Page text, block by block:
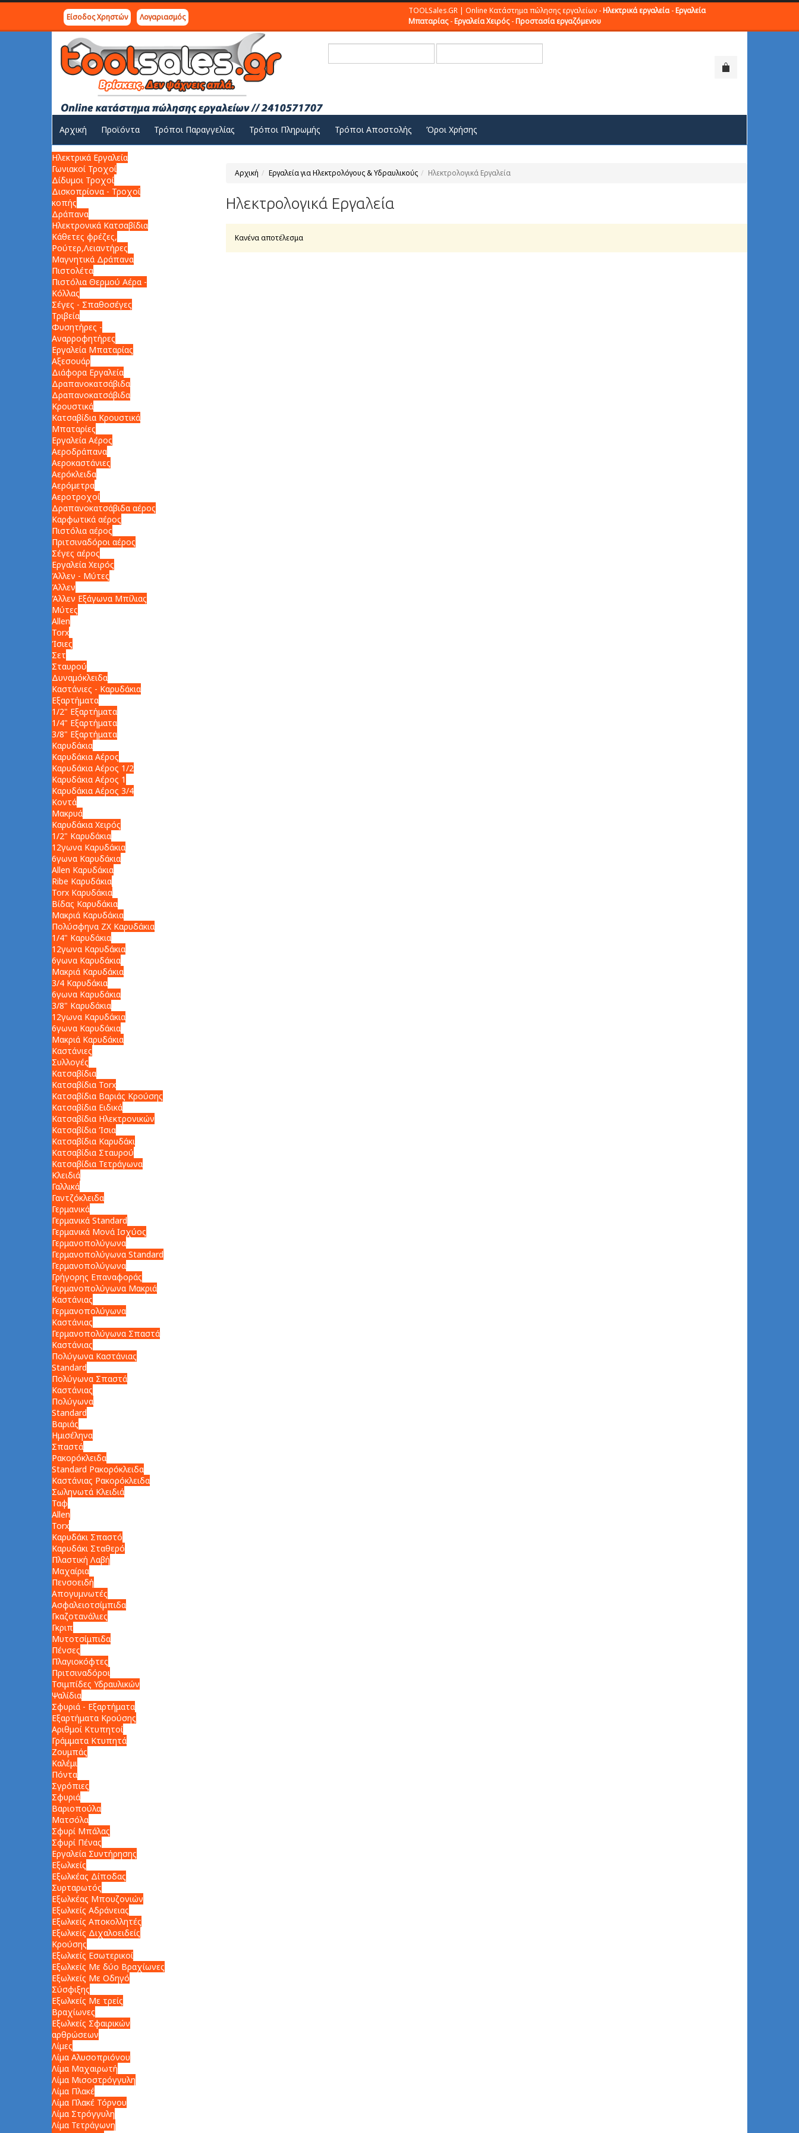
Είσοδος Χρηστών Λογαριασμός
TOOLSales.GR | Online Κατάστημα πώλησης εργαλείων -Ηλεκτρικά εργαλεία-Εργαλεία
Μπαταρίας-Εργαλεία Χειρός-Προστασία εργαζόμενου
Αρχική Προϊόντα Τρόποι Παραγγελίας Τρόποι Πληρωμής Τρόποι Αποστολής Όροι Χρήσης
Αρχική Εργαλεία για Ηλεκτρολόγους & Υδραυλικούς Ηλεκτρολογικά Εργαλεία
Ηλεκτρολογικά Εργαλεία
Κανένα αποτέλεσμα
Ηλεκτρικά Εργαλεία
Γωνιακοί Τροχοί
Δίδυμοι Τροχοί
Δισκοπρίονα - Τροχοί
κοπής
Δράπανα
Ηλεκτρονικά Κατσαβίδια
Κάθετες φρέζες,
Ρούτερ,Λειαντήρες
Μαγνητικά Δράπανα
Πιστολέτα
Πιστόλια Θερμού Αέρα -
Κόλλας
Σέγες - Σπαθοσέγες
Τριβεία
Φυσητήρες -
Αναρροφητήρες
Εργαλεία Μπαταρίας
Αξεσουάρ
Διάφορα Εργαλεία
Δραπανοκατσάβιδα
Δραπανοκατσάβιδα
Κρουστικά
Κατσαβίδια Κρουστικά
Μπαταρίες
Εργαλεία Αέρος
Αεροδράπανα
Αεροκαστάνιες
Αερόκλειδα
Αερόμετρα
Αεροτροχοί
Δραπανοκατσάβιδα αέρος
Καρφωτικά αέρος
Πιστόλια αέρος
Πριτσιναδόροι αέρος
Σέγες αέρος
Εργαλεία Χειρός
Άλλεν - Μύτες
Άλλεν
Άλλεν Εξάγωνα Μπίλιας
Μύτες
Allen
Torx
Ίσιες
Σετ
Σταυρού
Δυναμόκλειδα
Καστάνιες - Καρυδάκια
Εξαρτήματα
1/2" Εξαρτήματα
1/4" Εξαρτήματα
3/8" Εξαρτήματα
Καρυδάκια
Καρυδάκια Αέρος
Καρυδάκια Αέρος 1/2
Καρυδάκια Αέρος 1
Καρυδάκια Αέρος 3/4
Κοντά
Μακρυά
Καρυδάκια Χειρός
1/2" Καρυδάκια
12γωνα Καρυδάκια
6γωνα Καρυδάκια
Allen Καρυδάκια
Ribe Καρυδάκια
Torx Καρυδάκια
Βίδας Καρυδάκια
Μακριά Καρυδάκια
Πολύσφηνα ZX Καρυδάκια
1/4" Καρυδάκια
12γωνα Καρυδάκια
6γωνα Καρυδάκια
Μακριά Καρυδάκια
3/4 Καρυδάκια
6γωνα Καρυδάκια
3/8" Καρυδάκια
12γωνα Καρυδάκια
6γωνα Καρυδάκια
Μακριά Καρυδάκια
Καστάνιες
Συλλογές
Κατσαβίδια
Κατσαβίδια Torx
Κατσαβίδια Βαριάς Κρούσης
Κατσαβίδια Ειδικά
Κατσαβίδια Ηλεκτρονικών
Κατσαβίδια Ίσια
Κατσαβίδια Καρυδάκι
Κατσαβίδια Σταυρού
Κατσαβίδια Τετράγωνα
Κλειδιά
Γαλλικά
Γαντζόκλειδα
Γερμανικά
Γερμανικά Standard
Γερμανικά Μονά Ισχύος
Γερμανοπολύγωνα
Γερμανοπολύγωνα Standard
Γερμανοπολύγωνα
Γρήγορης Επαναφοράς
Γερμανοπολύγωνα Μακριά
Καστάνιας
Γερμανοπολύγωνα
Καστάνιας
Γερμανοπολύγωνα Σπαστά
Καστάνιας
Πολύγωνα Καστάνιας
Standard
Πολύγωνα Σπαστά
Καστάνιας
Πολύγωνα
Standard
Βαριάς
Ημισέληνα
Σπαστά
Ρακορόκλειδα
Standard Ρακορόκλειδα
Καστάνιας Ρακορόκλειδα
Σωληνωτά Κλειδιά
Ταφ
Allen
Torx
Καρυδάκι Σπαστό
Καρυδάκι Σταθερό
Πλαστική Λαβή
Μαχαίρια
Πενσοειδή
Απογυμνωτές
Ασφαλειοτσίμπιδα
Γκαζοτανάλιες
Γκριπ
Μυτοτσίμπιδα
Πένσες
Πλαγιοκόφτες
Πριτσιναδόροι
Τσιμπίδες Υδραυλικών
Ψαλίδια
Σφυριά - Εξαρτήματα
Εξαρτήματα Κρούσης
Αριθμοί Κτυπητοί
Γράμματα Κτυπητά
Ζουμπάς
Καλέμι
Πόντα
Σγρόπιες
Σφυριά
Βαριοπούλα
Ματσόλα
Σφυρί Μπάλας
Σφυρί Πένας
Εργαλεία Συντήρησης
Εξωλκείς
Εξωλκέας Δίποδας
Συρταρωτός
Εξωλκέας Μπουζονιών
Εξωλκείς Αδράνειας
Εξωλκείς Αποκολλητές
Εξωλκείς Διχαλοειδείς
Κρούσης
Εξωλκείς Εσωτερικοί
Εξωλκείς Με δύο Βραχίωνες
Εξωλκείς Με Οδηγό
Σύσφιξης
Εξωλκείς Με τρείς
Βραχίωνες
Εξωλκείς Σφαιρικών
αρθρώσεων
Λίμες
Λίμα Αλυσοπριόνου
Λίμα Μαχαιρωτή
Λίμα Μισοστρόγγυλη
Λίμα Πλακέ
Λίμα Πλακέ Τόρνου
Λίμα Στρόγγυλη
Λίμα Τετράγωνη